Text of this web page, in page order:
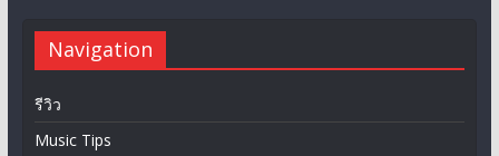
Navigation
รีวิว
Music Tips